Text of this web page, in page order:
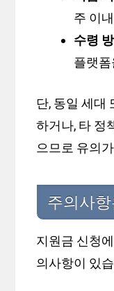
주 이
수령
플랫폼
단, 동일 세대
하거나, 타 정
으므로 유의
주의사
지원금 신청
의사항이 있